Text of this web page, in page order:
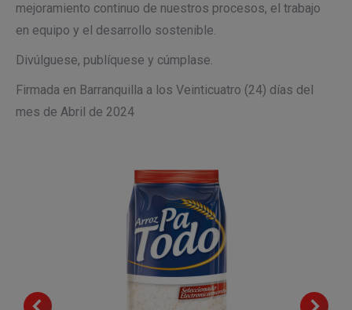
mejoramiento continuo de nuestros procesos, el trabajo
en equipo y el desarrollo sostenible.
Divúlguese, publíquese y cúmplase.
Firmada en Barranquilla a los Veinticuatro (24) días del
mes de Abril de 2024